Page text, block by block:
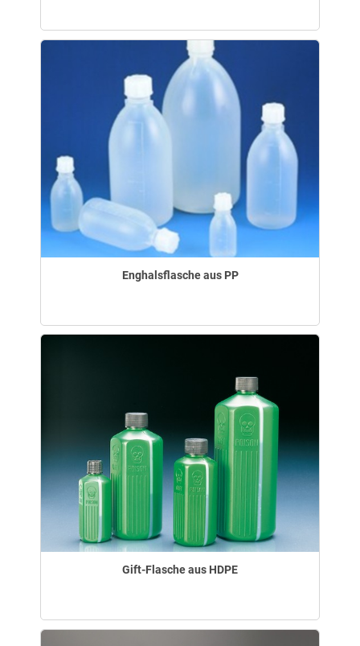
Enghalsflasche aus PP
Gift-Flasche aus HDPE